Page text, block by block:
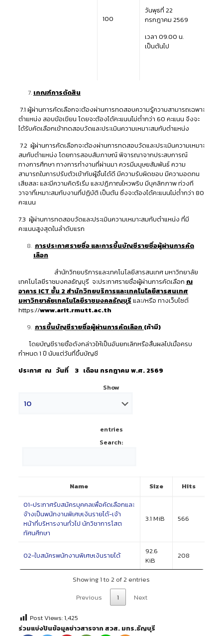
100
วันพุธที่ 22
กรกฎาคม 2569
เวลา 09.00 น.
เป็นต้นไป
เกณฑ์การตัดสิน
7.1 ผู้ผ่านการคัดเลือกจะต้องผ่านการทดสอบความรู้ความสามารถเฉพาะ
ตำแหน่ง สอบข้อเขียน โดยจะต้องได้คะแนนไม่ต่ำกว่า 60 คะแนน จึงจะ
ได้รับคัดเลือกเข้าทดสอบวัดและประเมินความเหมาะสมกับตำแหน่ง
7.2 ผู้ผ่านการคัดเลือกจะต้องผ่านการทดสอบวัดและประเมินความเหมาะ
สมกับตำแหน่ง โดยการสอบสัมภาษณ์ พิจารณาจากประสบการณ์
ทางการศึกษา ทางการทำงานที่ผ่านมา ควรมีมนุษยสัมพันธ์ ความ
สามารถในการปรับตัวเข้ากับผู้อื่นได้ดี มีความรับผิดชอบ มีความอดทน
เสียสละ และมีความคิดริเริ่ม และปฏิภาณไหวพริบ มีบุคลิกภาพ ท่วงที
วาจาที่เหมาะสมกับงานที่ปฏิบัติ เป็นต้น ซึ่งจะต้องได้คะแนนไม่ต่ำกว่า 80
คะแนน
7.3 ผู้ผ่านการทดสอบวัดและประเมินความเหมาะสมกับตำแหน่ง ที่มี
คะแนนสูงสุดในลำดับแรก
การประกาศรายชื่อ และการขึ้นบัญชีรายชื่อผู้ผ่านการคัด
เลือก
สำนักวิทยบริการและเทคโนโลยีสารสนเทศ มหาวิทยาลัย
เทคโนโลยีราชมงคลธัญบุรี จะประกาศรายชื่อผู้ผ่านการคัดเลือก ณ
อาคาร ICT ชั้น 2 สำนักวิทยบริการและเทคโนโลยีสารสนเทศ
มหาวิทยาลัยเทคโนโลยีราชมงคลธัญบุรี และ/หรือ ทางเว็บไซต์
https://www.arit.rmutt.ac.th
การขึ้นบัญชีรายชื่อผู้ผ่านการคัดเลือก (ถ้ามี)
โดยบัญชีรายชื่อดังกล่าวให้เป็นอันยกเลิกหรือสิ้นผลไปเมื่อครบ
กำหนด 1 ปี นับแต่วันที่ขึ้นบัญชี
ประกาศ ณ วันที่ 3 เดือน กรกฎาคม พ.ศ. 2569
Show
entries
Search:
Name Size
Hits
01-ประกาศรับสมัครบุคคลเพื่อคัดเลือกและ
จ้างเป็นพนักงานพิเศษเงินรายได้-เจ้า
หน้าที่บริหารงานทั่วไป นักวิชาการโสต
ทัศนศึกษา
3.1 MiB 566
02-ใบสมัครพนักงานพิเศษเงินรายได้
92.6
KiB
208
Showing 1 to 2 of 2 entries
Previous
1 Next
Post Views:1,425
ร่วมแบ่งปันข้อมูลข่าวสารจาก สวส. มทร.ธัญบุรี